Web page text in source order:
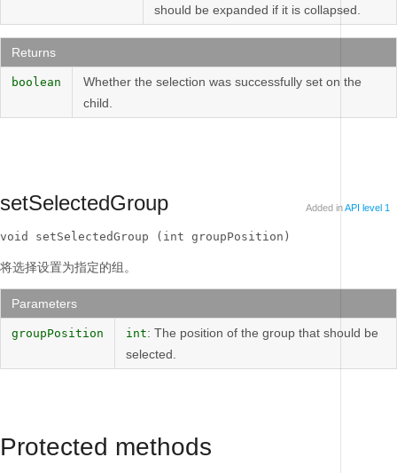
should be expanded if it is collapsed.
Returns
boolean
Whether the selection was successfully set on the
child.
setSelectedGroup Added inAPI level 1
void setSelectedGroup (int groupPosition)
将选择设置为指定的组。
Parameters
groupPosition int: The position of the group that should be
selected.
Protected methods